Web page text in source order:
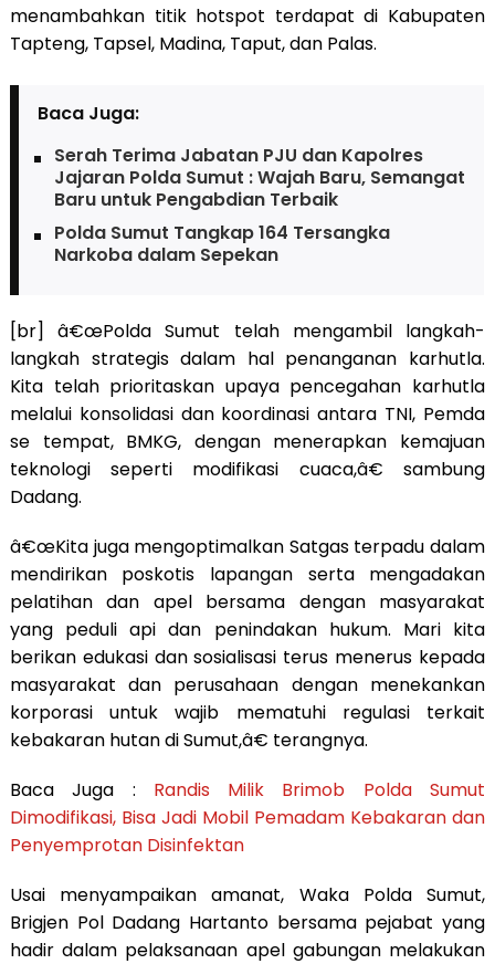
menambahkan titik hotspot terdapat di Kabupaten
Tapteng, Tapsel, Madina, Taput, dan Palas.
Baca Juga:
Serah Terima Jabatan PJU dan Kapolres
Jajaran Polda Sumut : Wajah Baru, Semangat
Baru untuk Pengabdian Terbaik
Polda Sumut Tangkap 164 Tersangka
Narkoba dalam Sepekan
[br] â€œPolda Sumut telah mengambil langkah-
langkah strategis dalam hal penanganan karhutla.
Kita telah prioritaskan upaya pencegahan karhutla
melalui konsolidasi dan koordinasi antara TNI, Pemda
se tempat, BMKG, dengan menerapkan kemajuan
teknologi seperti modifikasi cuaca,â€ sambung
Dadang.
â€œKita juga mengoptimalkan Satgas terpadu dalam
mendirikan poskotis lapangan serta mengadakan
pelatihan dan apel bersama dengan masyarakat
yang peduli api dan penindakan hukum. Mari kita
berikan edukasi dan sosialisasi terus menerus kepada
masyarakat dan perusahaan dengan menekankan
korporasi untuk wajib mematuhi regulasi terkait
kebakaran hutan di Sumut,â€ terangnya.
Baca Juga : Randis Milik Brimob Polda Sumut
Dimodifikasi, Bisa Jadi Mobil Pemadam Kebakaran dan
Penyemprotan Disinfektan
Usai menyampaikan amanat, Waka Polda Sumut,
Brigjen Pol Dadang Hartanto bersama pejabat yang
hadir dalam pelaksanaan apel gabungan melakukan